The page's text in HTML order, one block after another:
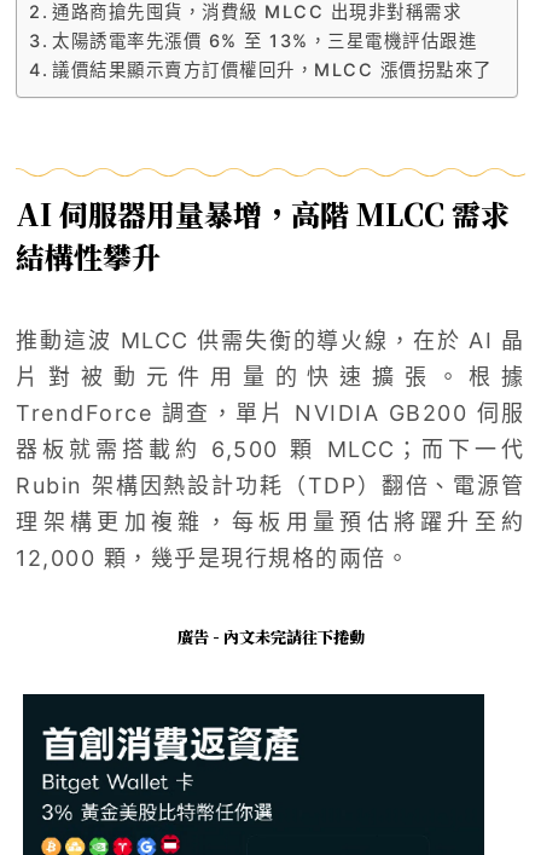
通路商搶先囤貨，消費級 MLCC 出現非對稱需求
太陽誘電率先漲價 6% 至 13%，三星電機評估跟進
議價結果顯示賣方訂價權回升，MLCC 漲價拐點來了
AI 伺服器用量暴增，高階 MLCC 需求
結構性攀升
推動這波 MLCC 供需失衡的導火線，在於 AI 晶
片對被動元件用量的快速擴張。根據
TrendForce 調查，單片 NVIDIA GB200 伺服
器板就需搭載約 6,500 顆 MLCC；而下一代
Rubin 架構因熱設計功耗（TDP）翻倍、電源管
理架構更加複雜，每板用量預估將躍升至約
12,000 顆，幾乎是現行規格的兩倍。
廣告 - 內文未完請往下捲動